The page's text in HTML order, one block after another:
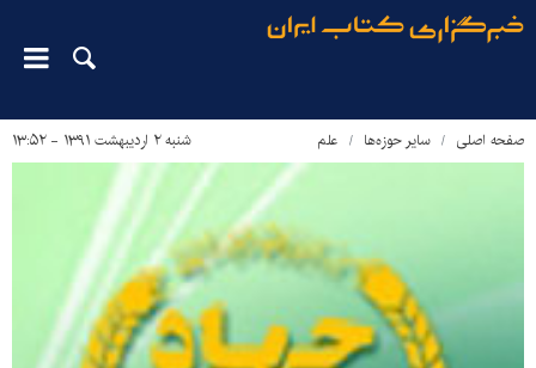
صفحه اصلی سایر حوزه‌ها علم شنبه ۲ اردیبهشت ۱۳۹۱ - ۱۳:۵۲